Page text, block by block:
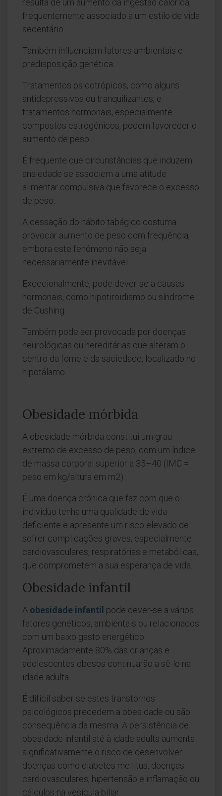
resulta de um aumento da ingestão calórica,
frequentemente associado a um estilo de vida
sedentário.
Também influenciam fatores ambientais e
predisposição genética.
Tratamentos psicotrópicos, como alguns
antidepressivos ou tranquilizantes, e
tratamentos hormonais, especialmente
compostos estrogénicos, podem favorecer o
aumento de peso.
É frequente que circunstâncias que induzem
ansiedade se associem a uma atitude
alimentar compulsiva que favorece o excesso
de peso.
A cessação do hábito tabágico costuma
provocar aumento de peso com frequência,
embora este fenómeno não seja
necessariamente inevitável.
Excecionalmente, pode dever-se a causas
hormonais, como hipotiroidismo ou síndrome
de Cushing.
Também pode ser provocada por doenças
neurológicas ou hereditárias que alteram o
centro da fome e da saciedade, localizado no
hipotálamo.
Obesidade mórbida
A obesidade mórbida constitui um grau
extremo de excesso de peso, com um índice
de massa corporal superior a 35–40 (IMC =
peso em kg/altura em m2).
É uma doença crónica que faz com que o
indivíduo tenha uma qualidade de vida
deficiente e apresente um risco elevado de
sofrer complicações graves, especialmente
cardiovasculares, respiratórias e metabólicas,
que comprometem a sua esperança de vida.
Obesidade infantil
A obesidade infantil pode dever-se a vários
fatores genéticos, ambientais ou relacionados
com um baixo gasto energético.
Aproximadamente 80% das crianças e
adolescentes obesos continuarão a sê-lo na
idade adulta.
É difícil saber se estes transtornos
psicológicos precedem a obesidade ou são
consequência da mesma. A persistência de
obesidade infantil até à idade adulta aumenta
significativamente o risco de desenvolver
doenças como diabetes mellitus, doenças
cardiovasculares, hipertensão e inflamação ou
cálculos na vesícula biliar.